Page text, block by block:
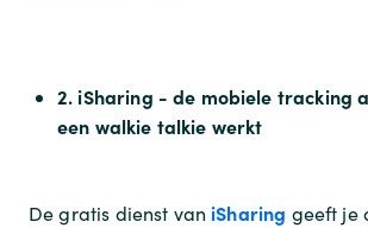
2. iSharing - de mobiele tracking
een walkie talkie werkt
De gratis dienst vaniSharing geeft je